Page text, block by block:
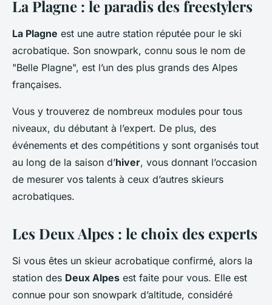
La Plagne : le paradis des freestylers
La Plagne est une autre station réputée pour le ski
acrobatique. Son snowpark, connu sous le nom de
"Belle Plagne", est l’un des plus grands des Alpes
françaises.
Vous y trouverez de nombreux modules pour tous
niveaux, du débutant à l’expert. De plus, des
événements et des compétitions y sont organisés tout
au long de la saison d’hiver, vous donnant l’occasion
de mesurer vos talents à ceux d’autres skieurs
acrobatiques.
Les Deux Alpes : le choix des experts
Si vous êtes un skieur acrobatique confirmé, alors la
station des Deux Alpes est faite pour vous. Elle est
connue pour son snowpark d’altitude, considéré